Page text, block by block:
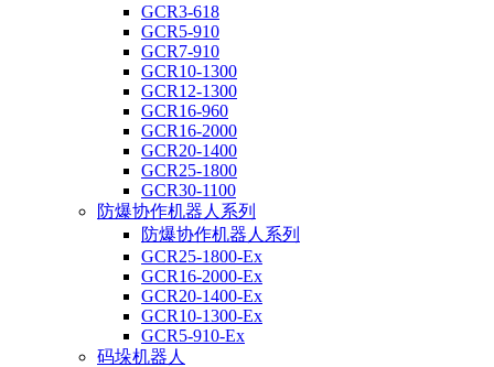
GCR3-618
GCR5-910
GCR7-910
GCR10-1300
GCR12-1300
GCR16-960
GCR16-2000
GCR20-1400
GCR25-1800
GCR30-1100
防爆协作机器人系列
防爆协作机器人系列
GCR25-1800-Ex
GCR16-2000-Ex
GCR20-1400-Ex
GCR10-1300-Ex
GCR5-910-Ex
码垛机器人